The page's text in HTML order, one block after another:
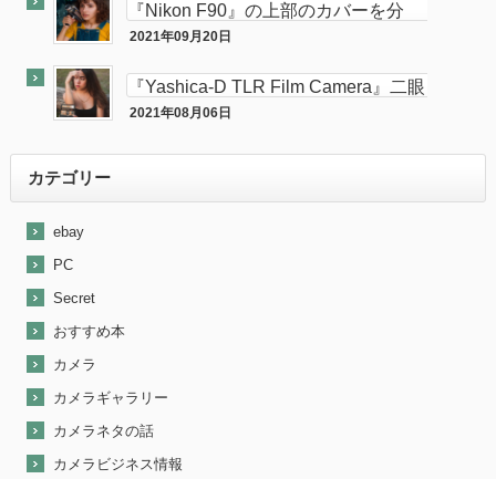
『Nikon F90』の上部のカバーを分
解・修理してみた。
2021年09月20日
『Yashica-D TLR Film Camera』二眼
カメラが売れました。
2021年08月06日
カテゴリー
ebay
PC
Secret
おすすめ本
カメラ
カメラギャラリー
カメラネタの話
カメラビジネス情報